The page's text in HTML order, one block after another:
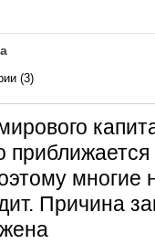
(3)
Причина